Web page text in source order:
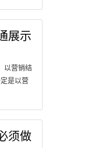
展示
以营销结
是以营
须做